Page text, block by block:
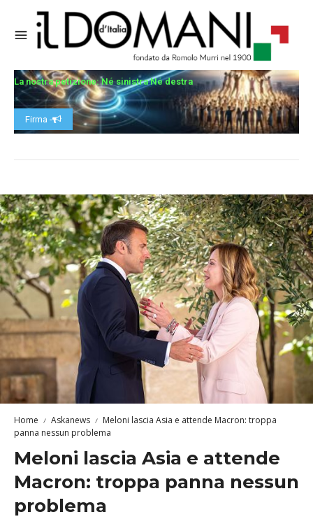
La nostra petizione: Né sinistra Né destra
Firma -
Home Askanews
Meloni lascia Asia e attende Macron: troppa
panna nessun problema
Meloni lascia Asia e attende
Macron: troppa panna nessun
problema